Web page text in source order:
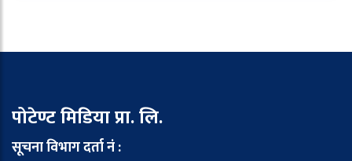
पोटेण्ट मिडिया प्रा. लि.
सूचना विभाग दर्ता नं :